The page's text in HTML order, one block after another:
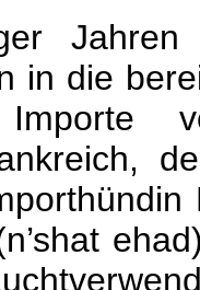
in die
Importe